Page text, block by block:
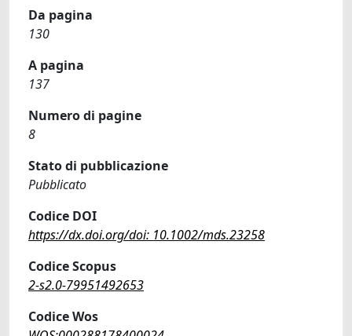
Da pagina
130
A pagina
137
Numero di pagine
8
Stato di pubblicazione
Pubblicato
Codice DOI
https://dx.doi.org/doi: 10.1002/mds.23258
Codice Scopus
2-s2.0-79951492653
Codice Wos